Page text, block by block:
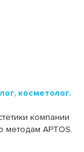
косметолог.
компании
методам APTOS.